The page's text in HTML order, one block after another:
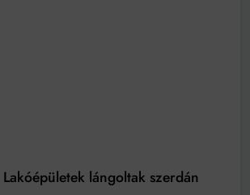
Lakóépületek lángoltak szerdán